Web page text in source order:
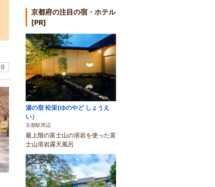
0
京都府の注目の宿・ホテル
[PR]
湯の宿 松栄(ゆのやど しょうえ
い）
京都駅周辺
最上階の富士山の溶岩を使った富
士山溶岩露天風呂